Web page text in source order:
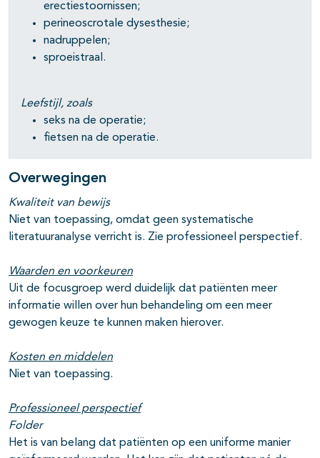
erectiestoornissen;
perineoscrotale dysesthesie;
nadruppelen;
sproeistraal.
Leefstijl, zoals
seks na de operatie;
fietsen na de operatie.
Overwegingen
Kwaliteit van bewijs
Niet van toepassing, omdat geen systematische
literatuuranalyse verricht is. Zie professioneel perspectief.
Waarden en voorkeuren
Uit de focusgroep werd duidelijk dat patiënten meer
informatie willen over hun behandeling om een meer
gewogen keuze te kunnen maken hierover.
Kosten en middelen
Niet van toepassing.
Professioneel perspectief
Folder
Het is van belang dat patiënten op een uniforme manier